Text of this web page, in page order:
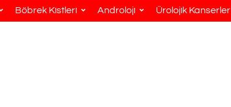
Böbrek Kistleri Androloji Ürolojik Kanserler